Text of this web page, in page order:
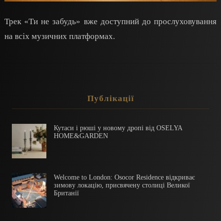
Трек «Ти не забудь» вже доступний до прослуховування
на всіх музичних платформах.
Публікації
Кутаси і рюші у новому дропі від OSELYA
HOME&GARDEN
Welcome to London: Osocor Residence відкриває
зимову локацію, присвячену столиці Великої
Британії